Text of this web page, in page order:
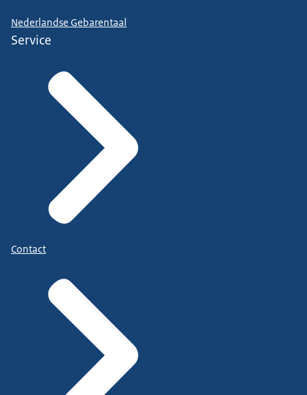
Nederlandse Gebarentaal
Service
Contact